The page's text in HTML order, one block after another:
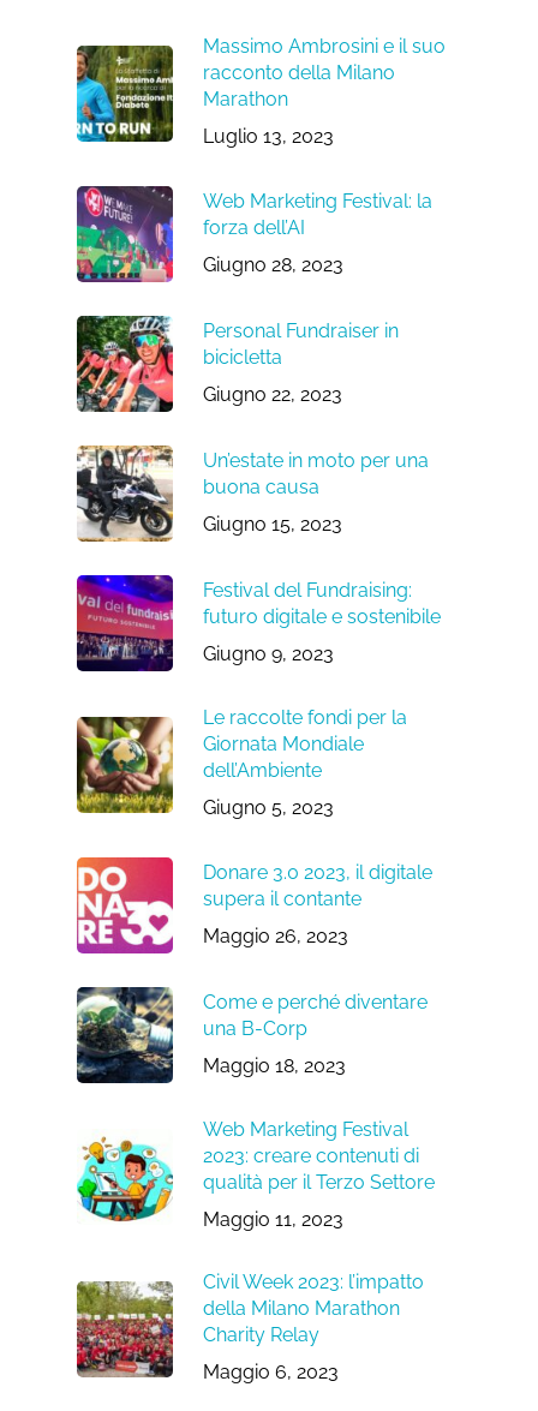
Massimo Ambrosini e il suo
racconto della Milano
Marathon
Luglio 13, 2023
Web Marketing Festival: la
forza dell’AI
Giugno 28, 2023
Personal Fundraiser in
bicicletta
Giugno 22, 2023
Un’estate in moto per una
buona causa
Giugno 15, 2023
Festival del Fundraising:
futuro digitale e sostenibile
Giugno 9, 2023
Le raccolte fondi per la
Giornata Mondiale
dell’Ambiente
Giugno 5, 2023
Donare 3.0 2023, il digitale
supera il contante
Maggio 26, 2023
Come e perché diventare
una B-Corp
Maggio 18, 2023
Web Marketing Festival
2023: creare contenuti di
qualità per il Terzo Settore
Maggio 11, 2023
Civil Week 2023: l’impatto
della Milano Marathon
Charity Relay
Maggio 6, 2023